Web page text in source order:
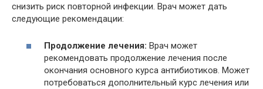
снизить риск повторной инфекции. Врач может дать
следующие рекомендации:
Продолжение лечения: Врач может
рекомендовать продолжение лечения после
окончания основного курса антибиотиков. Может
потребоваться дополнительный курс лечения или